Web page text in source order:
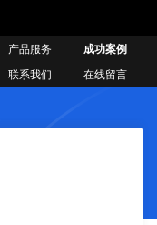
产品服务
成功案例
联系我们 在线留言